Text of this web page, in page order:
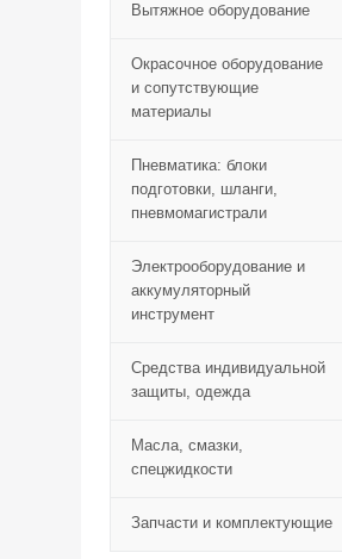
Вытяжное оборудование
Окрасочное оборудование
и сопутствующие
материалы
Пневматика: блоки
подготовки, шланги,
пневмомагистрали
Электрооборудование и
аккумуляторный
инструмент
Средства индивидуальной
защиты, одежда
Масла, смазки,
спецжидкости
Запчасти и комплектующие